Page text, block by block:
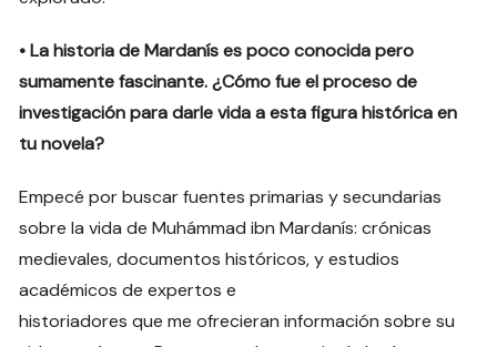
• La historia de Mardanís es poco conocida pero
sumamente fascinante. ¿Cómo fue el proceso de
investigación para darle vida a esta figura histórica en
tu novela?
Empecé por buscar fuentes primarias y secundarias
sobre la vida de Muhámmad ibn Mardanís: crónicas
medievales, documentos históricos, y estudios
académicos de expertos e
historiadores que me ofrecieran información sobre su